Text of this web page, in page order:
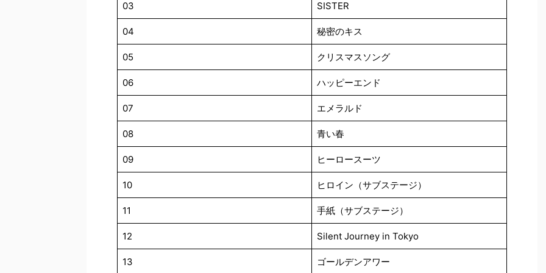
03 SISTER
04 秘密のキス
05 クリスマスソング
06 ハッピーエンド
07 エメラルド
08 青い春
09 ヒーロースーツ
10 ヒロイン（サブステージ）
11 手紙（サブステージ）
12 Silent Journey in Tokyo
13 ゴールデンアワー